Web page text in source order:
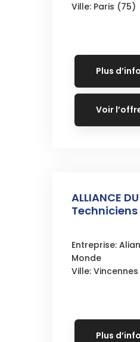
Ville: Paris (75)
Plus
Voir
ALLIANCE
Techniciens
Entreprise:
Monde
Ville:
Plus